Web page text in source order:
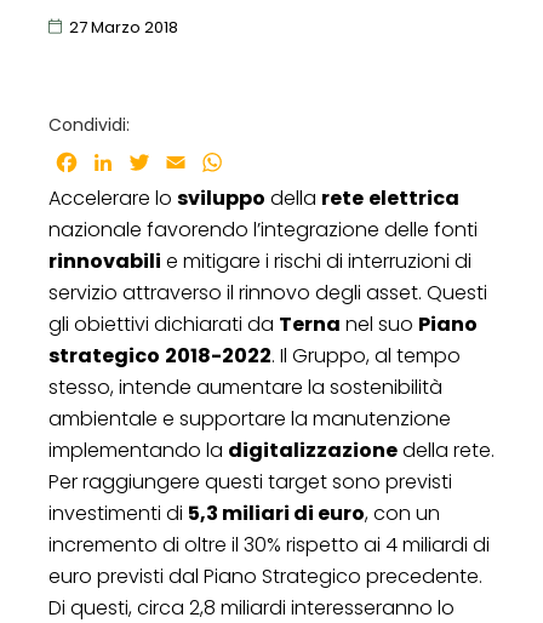
27 Marzo 2018
Condividi:
Facebook
LinkedInTwitter
Email
Accelerare lo sviluppo della rete elettrica
nazionale favorendo l’integrazione delle fonti
rinnovabili e mitigare i rischi di interruzioni di
servizio attraverso il rinnovo degli asset. Questi
gli obiettivi dichiarati da Terna nel suo Piano
strategico 2018-2022. Il Gruppo, al tempo
stesso, intende aumentare la sostenibilità
ambientale e supportare la manutenzione
implementando la digitalizzazionedella rete.
Per raggiungere questi target sono previsti
investimenti di 5,3 miliari di euro, con un
incremento di oltre il 30% rispetto ai 4 miliardi di
euro previsti dal Piano Strategico precedente.
Di questi, circa 2,8 miliardi interesseranno lo